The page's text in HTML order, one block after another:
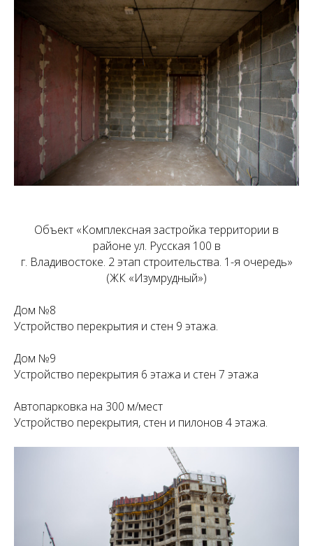
Объект «Комплексная застройка территории в
районе ул. Русская 100 в
г. Владивостоке. 2 этап строительства. 1-я очередь»
(ЖК «Изумрудный»)
Дом №8
Устройство перекрытия и стен 9 этажа.
Дом №9
Устройство перекрытия 6 этажа и стен 7 этажа
Автопарковка на 300 м/мест
Устройство перекрытия, стен и пилонов 4 этажа.